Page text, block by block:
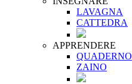
LAVAGNA
CATTEDRA
APPRENDERE
QUADERNO
ZAINO